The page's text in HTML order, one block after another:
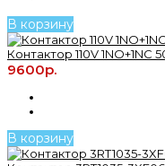
В корзину
Контактор 110V 1NO+1NC
9600р.
В корзину